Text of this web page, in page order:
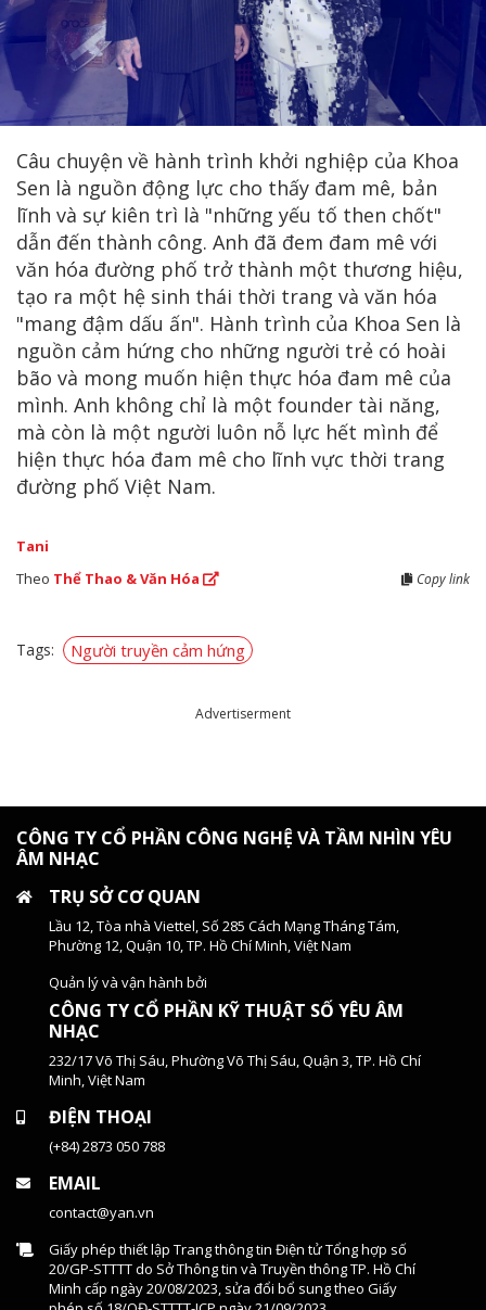
Câu chuyện về hành trình khởi nghiệp của Khoa
Sen là nguồn động lực cho thấy đam mê, bản
lĩnh và sự kiên trì là "những yếu tố then chốt"
dẫn đến thành công. Anh đã đem đam mê với
văn hóa đường phố trở thành một thương hiệu,
tạo ra một hệ sinh thái thời trang và văn hóa
"mang đậm dấu ấn". Hành trình của Khoa Sen là
nguồn cảm hứng cho những người trẻ có hoài
bão và mong muốn hiện thực hóa đam mê của
mình. Anh không chỉ là một founder tài năng,
mà còn là một người luôn nỗ lực hết mình để
hiện thực hóa đam mê cho lĩnh vực thời trang
đường phố Việt Nam.
Tani
Theo Thể Thao & Văn Hóa Copy link
Tags: Người truyền cảm hứng
Advertiserment
CÔNG TY CỔ PHẦN CÔNG NGHỆ VÀ TẦM NHÌN YÊU
ÂM NHẠC
TRỤ SỞ CƠ QUAN
Lầu 12, Tòa nhà Viettel, Số 285 Cách Mạng Tháng Tám,
Phường 12, Quận 10, TP. Hồ Chí Minh, Việt Nam
Quản lý và vận hành bởi
CÔNG TY CỔ PHẦN KỸ THUẬT SỐ YÊU ÂM
NHẠC
232/17 Võ Thị Sáu, Phường Võ Thị Sáu, Quận 3, TP. Hồ Chí
Minh, Việt Nam
ĐIỆN THOẠI
(+84) 2873 050 788
EMAIL
contact@yan.vn
Giấy phép thiết lập Trang thông tin Điện tử Tổng hợp số
20/GP-STTTT do Sở Thông tin và Truyền thông TP. Hồ Chí
Minh cấp ngày 20/08/2023, sửa đổi bổ sung theo Giấy